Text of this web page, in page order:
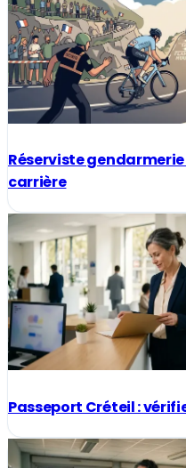
Réserviste
carrière
Passeport Créteil :